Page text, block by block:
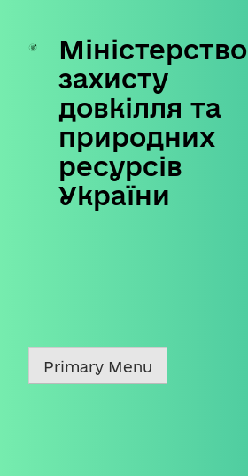
Skip
content
Міністерство
захисту
довкілля та
природних
ресурсів
України
Primary Menu